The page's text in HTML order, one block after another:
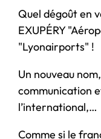
Quel dégoût en
EXUPÉRY
"Lyonairports" !
Un nouveau
communication
l’international,…
Comme si le